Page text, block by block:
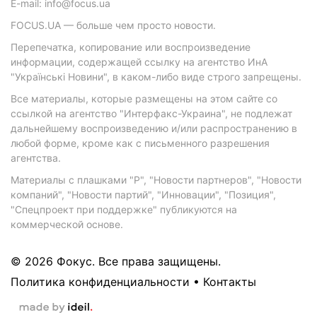
E-mail: info@focus.ua
FOCUS.UA — больше чем просто новости.
Перепечатка, копирование или воспроизведение
информации, содержащей ссылку на агентство ИнА
"Українські Новини", в каком-либо виде строго запрещены.
Все материалы, которые размещены на этом сайте со
ссылкой на агентство "Интерфакс-Украина", не подлежат
дальнейшему воспроизведению и/или распространению в
любой форме, кроме как с письменного разрешения
агентства.
Материалы с плашками "Р", "Новости партнеров", "Новости
компаний", "Новости партий", "Инновации", "Позиция",
"Спецпроект при поддержке" публикуются на
коммерческой основе.
© 2026 Фокус. Все права защищены.
Политика конфиденциальности • Контакты